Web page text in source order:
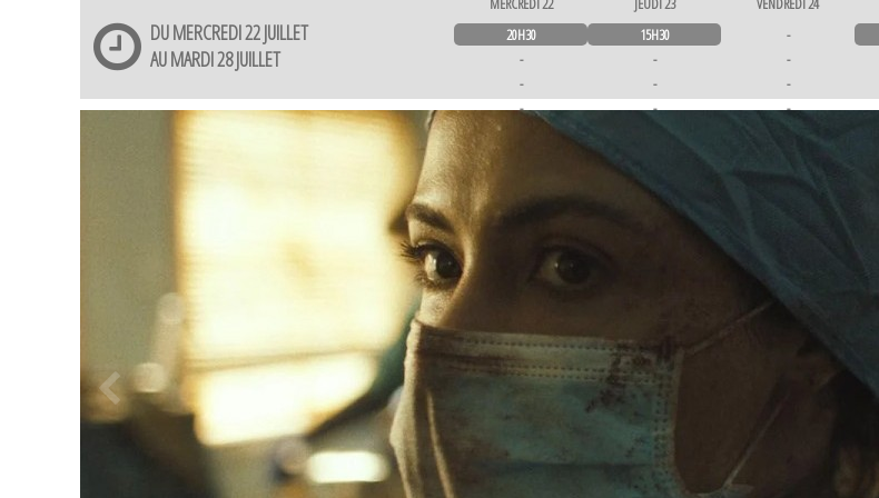
DU MERCREDI 22 JUILLET
AU MARDI 28 JUILLET
20H30
-
-
-
15H30
-
-
-
-
-
-
-